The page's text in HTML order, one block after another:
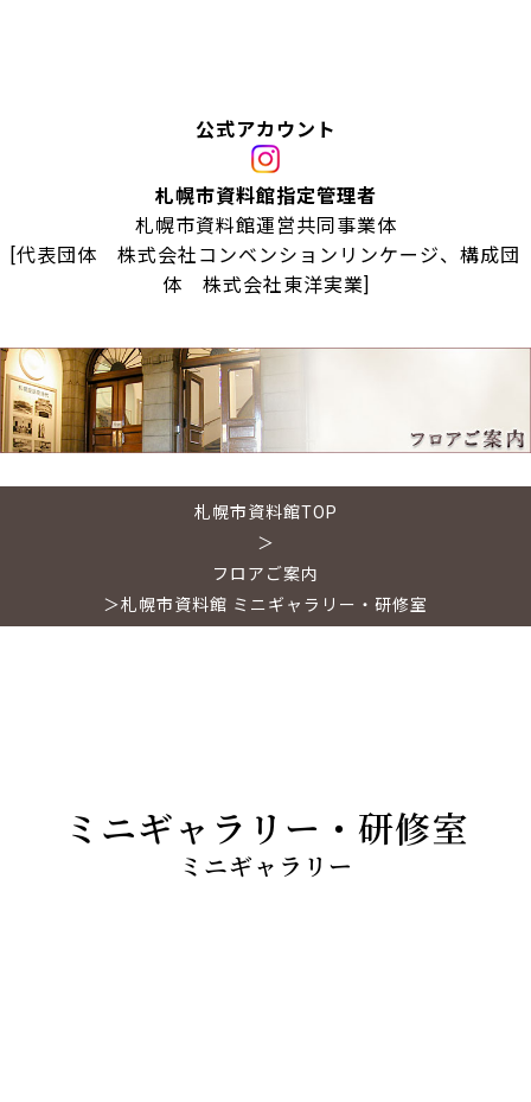
公式アカウント
札幌市資料館指定管理者
札幌市資料館運営共同事業体
[代表団体 株式会社コンベンションリンケージ、構成団
体 株式会社東洋実業]
札幌市資料館TOP
＞
フロアご案内
＞札幌市資料館 ミニギャラリー・研修室
ミニギャラリー・研修室
ミニギャラリー